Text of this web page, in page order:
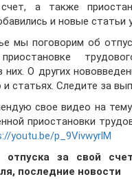
а также
и новые статьи
мы поговорим об
них. О других
и статьях. Следите за
свое видео на
приостановки
youtu.be/p_9VivwyrlM
за свой
последние новости